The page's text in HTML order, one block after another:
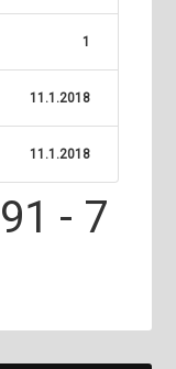
1
11.1.2018
11.1.2018
- 7